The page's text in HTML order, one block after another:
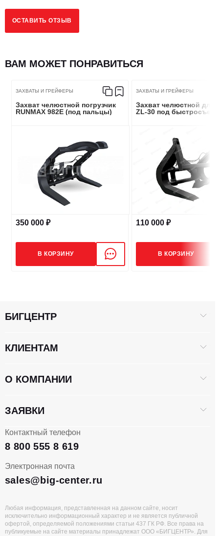
ОСТАВИТЬ ОТЗЫВ
ВАМ МОЖЕТ ПОНРАВИТЬСЯ
ЗАХВАТЫ И ГРЕЙФЕРЫ
Захват челюстной погрузчик
RUNMAX 982E (под пальцы)
350 000 ₽
В КОРЗИНУ
ЗАХВАТЫ И ГРЕЙФЕРЫ
Захват челюстной для
ZL-30 под быстросъем
110 000 ₽
В КОРЗИНУ
Контактный телефон
8 800 555 8 619
Электронная почта
sales@big-center.ru
БИГЦЕНТР
КЛИЕНТАМ
О КОМПАНИИ
ЗАЯВКИ
Любая информация, представленная на данном сайте, носит
исключительно информационный характер и не является публичной
офертой, определяемой положениями статьи 437 ГК РФ. Все права на
публикуемые на сайте материалы принадлежат ООО «БИГЦЕНТР». Для